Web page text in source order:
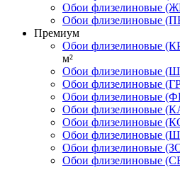
Обои флизелиновые
Обои флизелиновые
Премиум
Обои флизелиновые
м²
Обои флизелиновые
Обои флизелиновые
Обои флизелиновые
Обои флизелиновые
Обои флизелиновые
Обои флизелиновые
Обои флизелиновые
Обои флизелиновые